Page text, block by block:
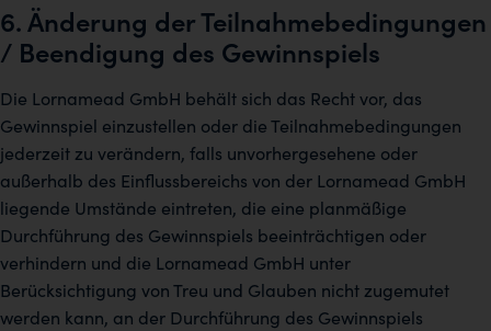
6. Änderung der Teilnahmebedingungen
/ Beendigung des Gewinnspiels
Die Lornamead GmbH behält sich das Recht vor, das
Gewinnspiel einzustellen oder die Teilnahmebedingungen
jederzeit zu verändern, falls unvorhergesehene oder
außerhalb des Einflussbereichs von der Lornamead GmbH
liegende Umstände eintreten, die eine planmäßige
Durchführung des Gewinnspiels beeinträchtigen oder
verhindern und die Lornamead GmbH unter
Berücksichtigung von Treu und Glauben nicht zugemutet
werden kann, an der Durchführung des Gewinnspiels